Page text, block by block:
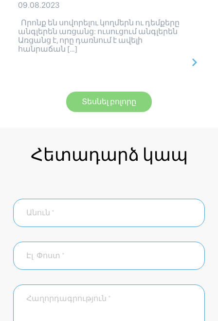
09.08.2023
Որոնք են սովորելու կողմերն ու դեմքերը
անգլերեն առցանց: ուսուցում անգլերեն
Առցանց է, որը դառնում է ավելի
հանրաճան […]
Տեսնել բոլորը
Հետադարձ կապ